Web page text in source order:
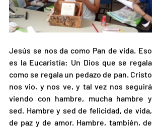
Jesús se nos da como Pan de vida. Eso
es la Eucaristía: Un Dios que se regala
como se regala un pedazo de pan. Cristo
nos vio, y nos ve, y tal vez nos seguirá
viendo con hambre, mucha hambre y
sed. Hambre y sed de felicidad, de vida,
de paz y de amor. Hambre, también, de